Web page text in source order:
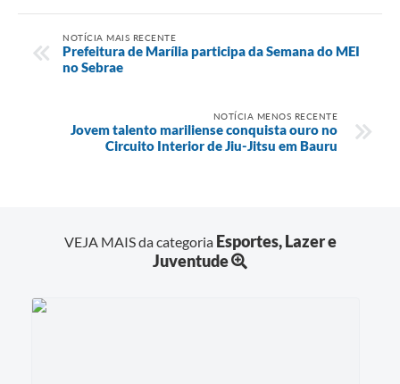
NOTÍCIA MAIS RECENTE
Prefeitura de Marília participa da Semana do MEI
no Sebrae
NOTÍCIA MENOS RECENTE
Jovem talento mariliense conquista ouro no
Circuito Interior de Jiu-Jitsu em Bauru
VEJA MAIS da categoria Esportes, Lazer e
Juventude